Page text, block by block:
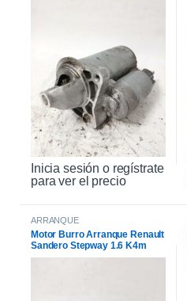
Inicia sesión o regístrate
para ver el precio
ARRANQUE
Motor Burro Arranque Renault
Sandero Stepway 1.6 K4m
Original